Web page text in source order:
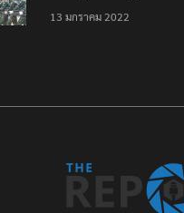
ประชาชนต้องชนะ
13 มกราคม 2022